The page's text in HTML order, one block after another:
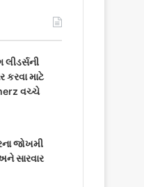
લીડર્સની
કરવા માટે
વચ્ચે
જોખમી
સારવાર